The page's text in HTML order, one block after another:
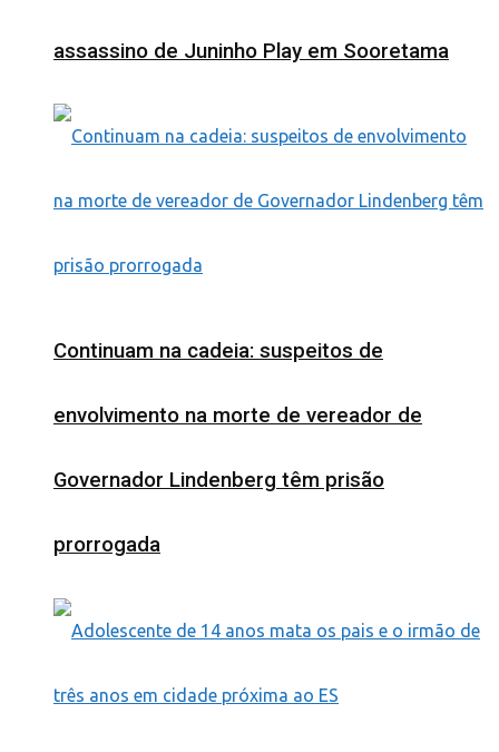
assassino de Juninho Play em Sooretama
Continuam na cadeia: suspeitos de
envolvimento na morte de vereador de
Governador Lindenberg têm prisão
prorrogada